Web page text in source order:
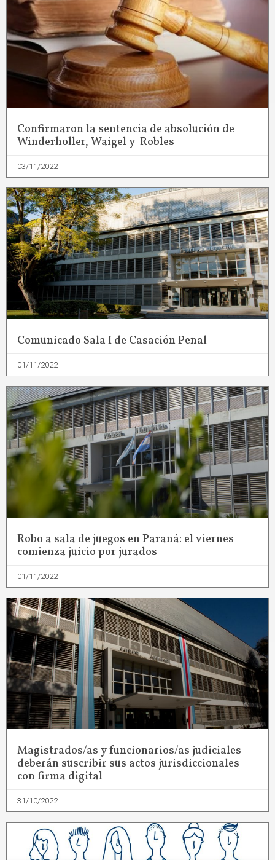
Confirmaron la sentencia de absolución de
Winderholler, Waigel y Robles
03/11/2022
Comunicado Sala I de Casación Penal
01/11/2022
Robo a sala de juegos en Paraná: el viernes
comienza juicio por jurados
01/11/2022
Magistrados/as y funcionarios/as judiciales
deberán suscribir sus actos jurisdiccionales
con firma digital
31/10/2022